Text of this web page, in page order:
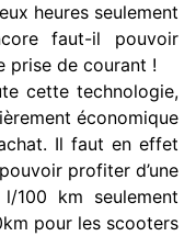
heures seulement
faut-il pouvoir
prise de courant !
cette technologie,
économique
Il faut en effet
profiter d’une
100 km seulement
pour les scooters